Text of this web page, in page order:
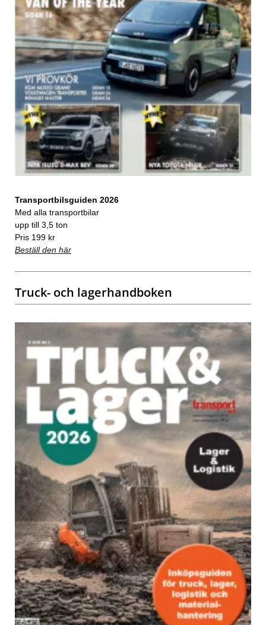
Transportbilsguiden 2026
Med alla transportbilar
upp till 3,5 ton
Pris 199 kr
Beställ den här
Truck- och lagerhandboken